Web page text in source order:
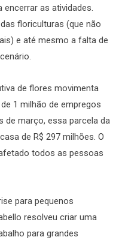
as atividades.
floriculturas (que não
e até mesmo a falta de
de flores movimenta
1 milhão de empregos
de março, essa parcela da
de R$ 297 milhões. O
todos as pessoas
para pequenos
resolveu criar uma
para grandes